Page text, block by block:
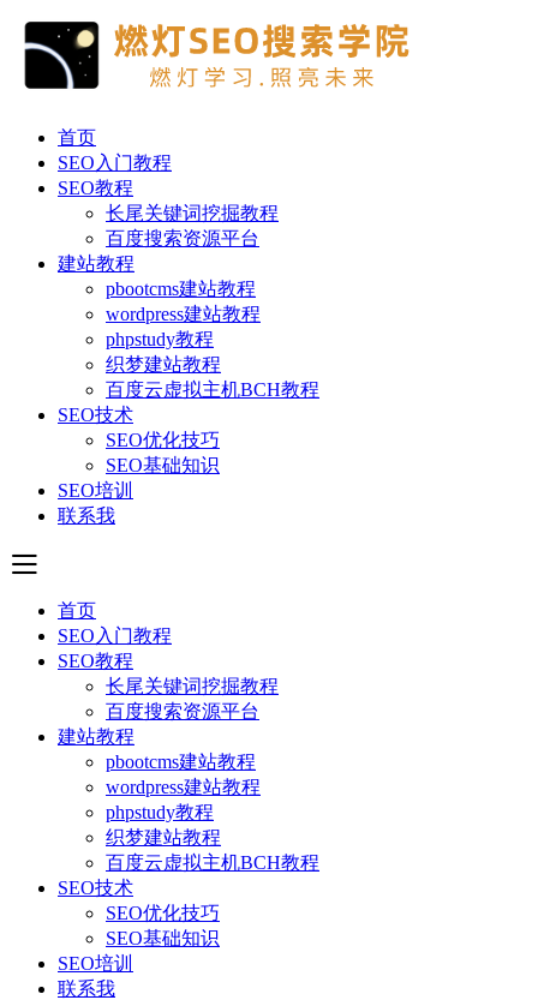
首页
SEO入门教程
SEO教程
长尾关键词挖掘教程
百度搜索资源平台
建站教程
pbootcms建站教程
wordpress建站教程
phpstudy教程
织梦建站教程
百度云虚拟主机BCH教程
SEO技术
SEO优化技巧
SEO基础知识
SEO培训
联系我
首页
SEO入门教程
SEO教程
长尾关键词挖掘教程
百度搜索资源平台
建站教程
pbootcms建站教程
wordpress建站教程
phpstudy教程
织梦建站教程
百度云虚拟主机BCH教程
SEO技术
SEO优化技巧
SEO基础知识
SEO培训
联系我